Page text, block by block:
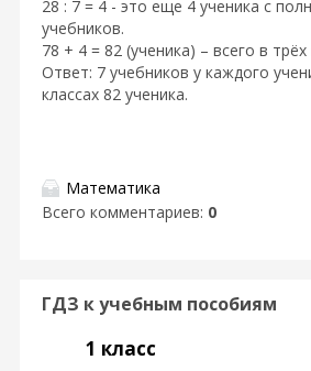
28 : 7 = 4 - это еще 4 ученика с
учебников.
78 + 4 = 82 (ученика) – всего в трёх
Ответ: 7 учебников у каждого
классах 82 ученика.
Математика
Всего комментариев: 0
ГДЗ к учебным пособиям
1 класс